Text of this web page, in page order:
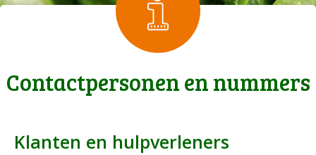
Contactpersonen en nummers
Klanten en hulpverleners